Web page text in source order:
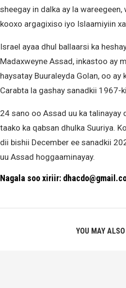
sheegay in dalka ay la wareegeen,
kooxo argagixiso iyo Islaamiyiin
Israel ayaa dhul ballaarsi ka
Madaxweyne Assad, inkastoo ay
haysatay Buuraleyda Golan, oo ay
Carabta la gashay sanadkii 1967-
24 sano oo Assad uu ka talinayay
taako ka qabsan dhulka Suuriya.
dii bishii December ee sanadkii
uu Assad hoggaaminayay.
Nagala soo xiriir:
YOU MAY